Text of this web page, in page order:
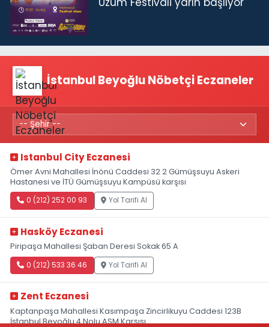
İstanbul Beyoğlu Nöbetçi Eczaneler
Istanbul City Eczanesi
Ömer Avni Mahallesi İnönü Caddesi 32 2 Gümüşsuyu Askeri
Hastanesi ve İTÜ Gümüşsuyu Kampüsü karşısı
0 (212) 252 00 93 Yol Tarifi Al
Hasköy Eczanesi
Piripaşa Mahallesi Şaban Deresi Sokak 65 A
0 (212) 533 36 46 Yol Tarifi Al
Zent Eczanesi
Kaptanpaşa Mahallesi Kasımpaşa Zincirlikuyu Caddesi 123B
İstanbul Beyoğlu 4 Nolu ASM Karşısı